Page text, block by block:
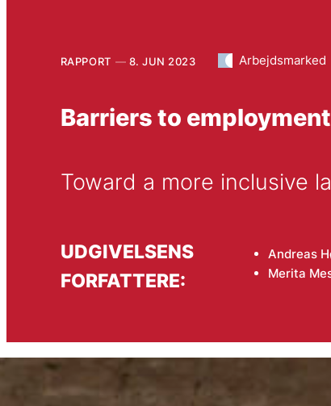
RAPPORT 8. JUN 2023 Arbejdsmarked
Barriers to
Toward a more inclusive
UDGIVELSENS
FORFATTERE:
Andreas
Merita